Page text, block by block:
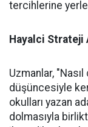
tercihlerine
Hayalci Strateji
Uzmanlar,
düşüncesiyle
okulları yazan
dolmasıyla